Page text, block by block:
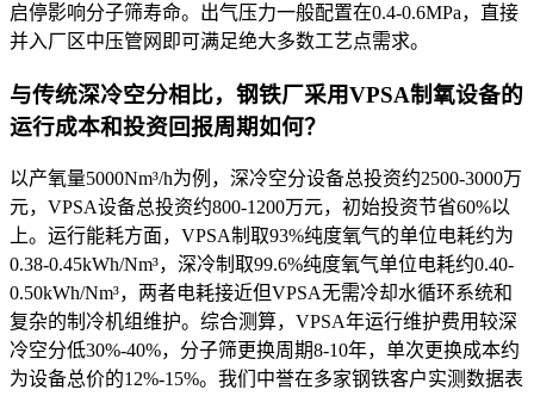
启停影响分子筛寿命。出气压力一般配置在0.4-0.6MPa，直接
并入厂区中压管网即可满足绝大多数工艺点需求。
与传统深冷空分相比，钢铁厂采用VPSA制氧设备的
运行成本和投资回报周期如何？
以产氧量5000Nm³/h为例，深冷空分设备总投资约2500-3000万
元，VPSA设备总投资约800-1200万元，初始投资节省60%以
上。运行能耗方面，VPSA制取93%纯度氧气的单位电耗约为
0.38-0.45kWh/Nm³，深冷制取99.6%纯度氧气单位电耗约0.40-
0.50kWh/Nm³，两者电耗接近但VPSA无需冷却水循环系统和
复杂的制冷机组维护。综合测算，VPSA年运行维护费用较深
冷空分低30%-40%，分子筛更换周期8-10年，单次更换成本约
为设备总价的12%-15%。我们中誉在多家钢铁客户实测数据表